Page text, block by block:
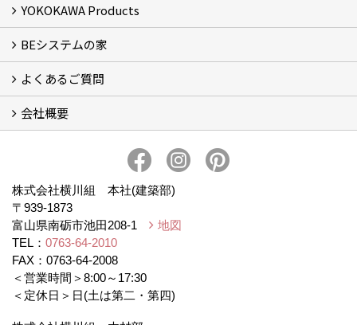
フォトギャラリー
リフォーム専門部
新築・増築専門部
現場レポート
完工事例
お客様の声
横川組歩道除雪隊
『五本線』応援ページ！
YOKOKAWA Products
窓ガラス遮熱・UVカット塗料【ゼロコート】
水回り再生コーティング【アクアリフレッシュ】
米杉羽目板【やすらぎ】
BEシステムの家
BEシステムの家 実績
BEシステムの家 概要
BEシステムの家 体感会レポート
ハウスオブザ高断熱受賞
よくあるご質問
BEシステムについて
家造りの流れ
会社概要
プライバシー・ポリシー
本社井口移転のお知らせ
株式会社横川組 本社(建築部)
〒939-1873
富山県南砺市池田208-1
地図
TEL： 0763-64-2010
FAX：0763-64-2008
＜営業時間＞8:00～17:30
＜定休日＞日(土は第二・第四)